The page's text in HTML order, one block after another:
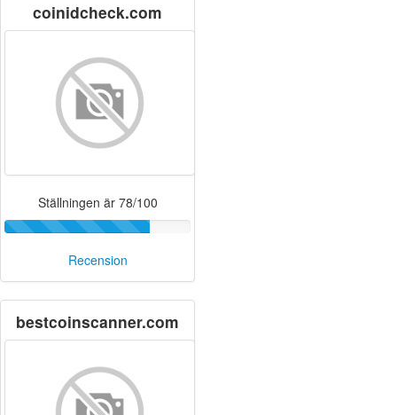
coinidcheck.com
Ställningen är 78/100
Recension
bestcoinscanner.com